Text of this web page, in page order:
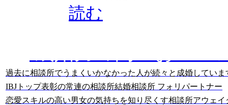
読む
過去に相談所でうまくいかなかった人が続々と成婚していま
IBJトップ表彰の常連の相談所結婚相談所 フォリパートナー
恋愛スキルの高い男女の気持ちを知り尽くす相談所アウェイ